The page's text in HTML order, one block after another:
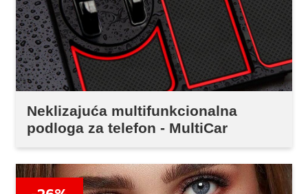
Neklizajuća multifunkcionalna
podloga za telefon - MultiCar